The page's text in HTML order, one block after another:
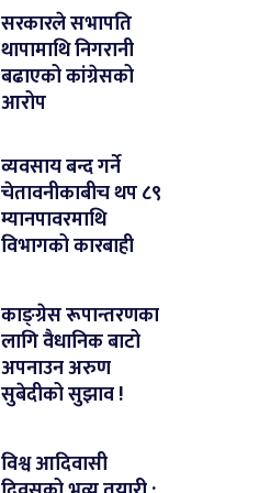
सरकारले सभापति
थापामाथि निगरानी
बढाएको कांग्रेसको
आरोप
व्यवसाय बन्द गर्ने
चेतावनीकाबीच थप ८९
म्यानपावरमाथि
विभागको कारबाही
काङ्ग्रेस रूपान्तरणका
लागि वैधानिक बाटो
अपनाउन अरुण
सुबेदीको सुझाव !
विश्व आदिवासी